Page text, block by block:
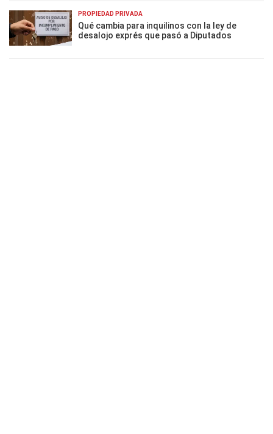
PROPIEDAD PRIVADA
Qué cambia para inquilinos con la ley de
desalojo exprés que pasó a Diputados